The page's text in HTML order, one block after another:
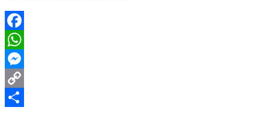
Facebook
WhatsApp
Messenger
Copy